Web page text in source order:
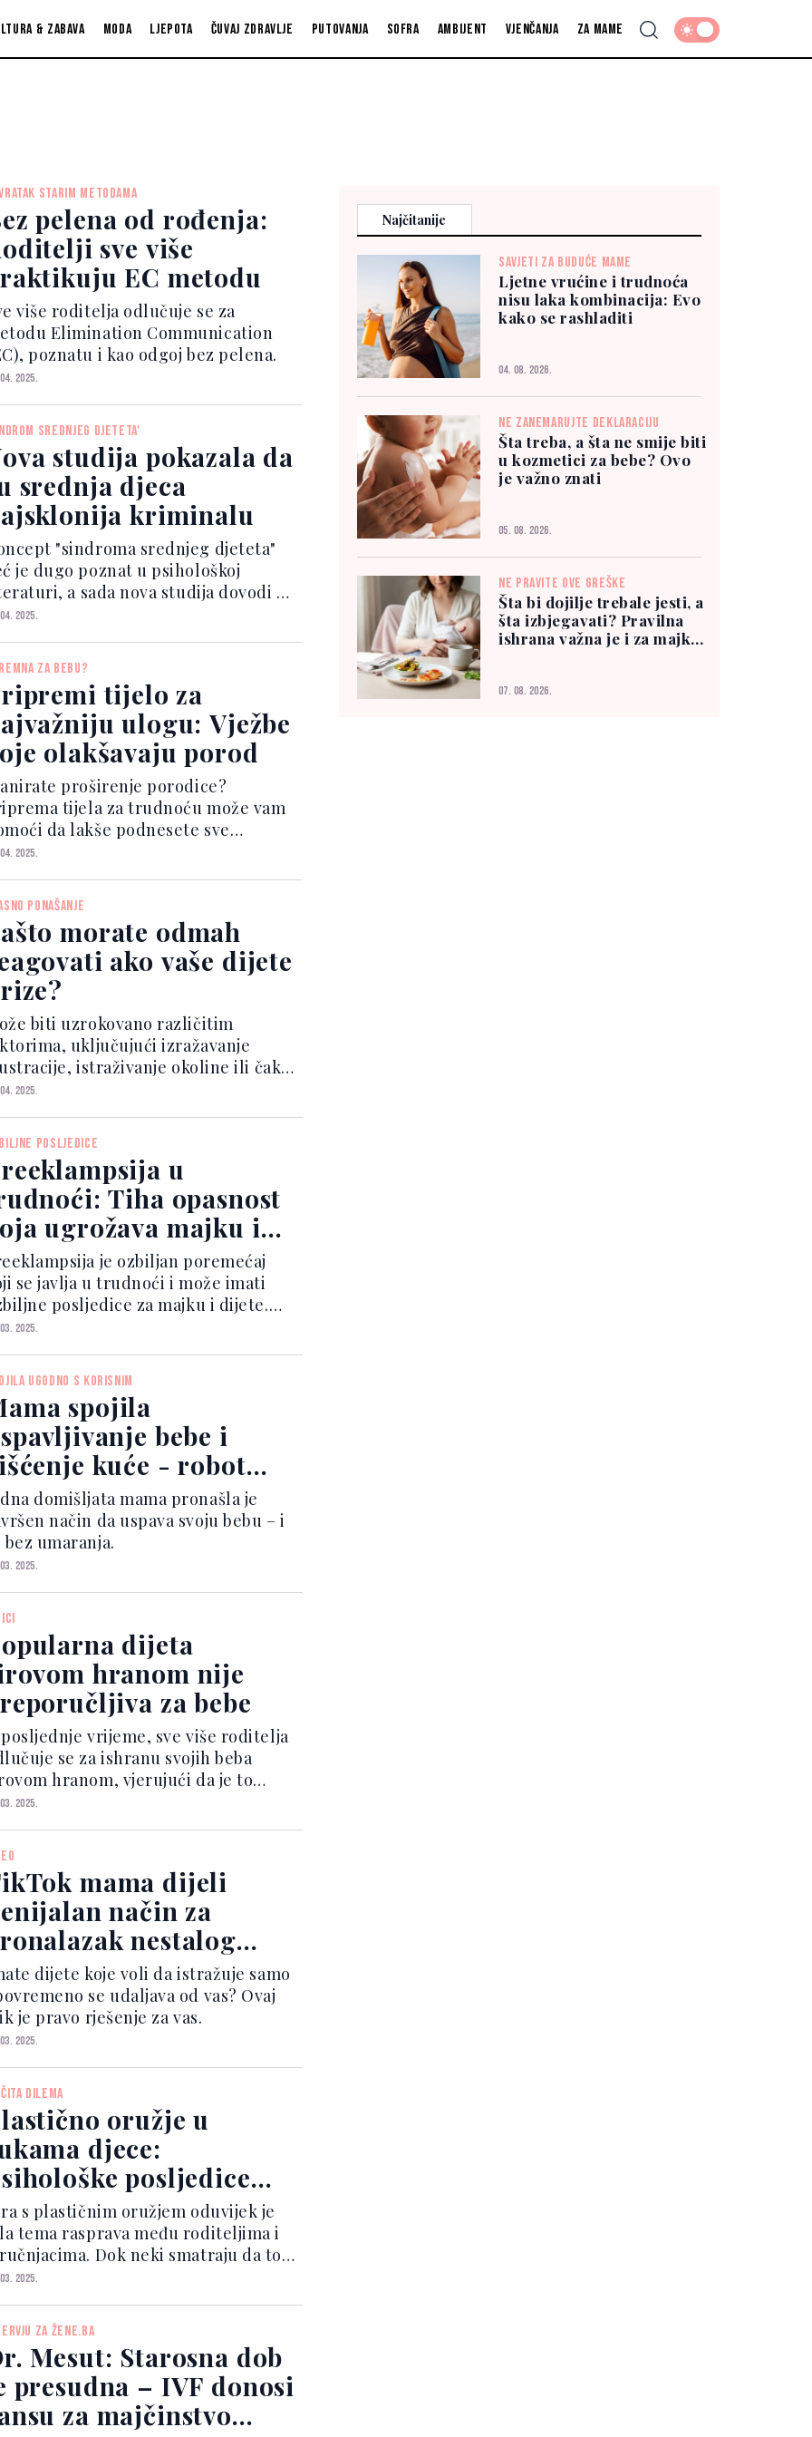
& zabava Moda Ljepota Čuvaj zdravlje Putovanja Sofra Ambijent Vjenčanja Za mame
STARIM METODAMA
pelena od rođenja:
sve više
EC metodu
više roditelja odlučuje se za
Elimination Communication
poznatu i kao odgoj bez pelena.
2025.
SREDNJEG DJETETA'
studija pokazala da
srednja djeca
kriminalu
"sindroma srednjeg djeteta"
je dugo poznat u psihološkoj
a sada nova studija dovodi u
kako dinamika porodice može
srednje rođene djece prema
i kriminalnom ponašanju.
2025.
ZA BEBU?
tijelo za
ulogu: Vježbe
olakšavaju porod
proširenje porodice?
tijela za trudnoću može vam
da lakše podnesete sve
koje vas očekuju, od začeća
2025.
PONAŠANJE
morate odmah
ako vaše dijete
biti uzrokovano različitim
uključujući izražavanje
istraživanje okoline ili čak
uzrokovan rastom zuba. Ovo
je pravilno reagovati kako bi se
negativne posljedice.
2025.
POSLJEDICE
u
Tiha opasnost
ugrožava majku i
je ozbiljan poremećaj
se javlja u trudnoći i može imati
posljedice za majku i dijete.
je visoki krvni pritisak i
razvija nakon 20. sedmica trudnoće.
2025.
UGODNO S KORISNIM
spojila
bebe i
kuće - robot
domišljata mama pronašla je
način da uspava svoju bebu – i
umaranja.
2025.
dijeta
hranom nije
za bebe
vrijeme, sve više roditelja
se za ishranu svojih beba
hranom, vjerujući da je to
način ishrane. Međutim, ova
i nutricionistima.
2025.
mama dijeli
način za
nestalog
u prodavnici
dijete koje voli da istražuje samo
se udaljava od vas? Ovaj
je pravo rješenje za vas.
2025.
DILEMA
oružje u
djece:
posljedice
mogu trajati cijeli
s plastičnim oružjem oduvijek je
tema rasprava među roditeljima i
Dok neki smatraju da to
biti neškodljivo, drugi
posljedice.
2025.
ZA ŽENE.BA
Mesut: Starosna dob
presudna – IVF donosi
za majčinstvo
Najčitanije
SAVJETI ZA BUDUĆE MAME
Ljetne vrućine i trudnoća
nisu laka kombinacija: Evo
kako se rashladiti
04. 08. 2026.
NE ZANEMARUJTE DEKLARACIJU
Šta treba, a šta ne smije biti
u kozmetici za bebe? Ovo
je važno znati
05. 08. 2026.
NE PRAVITE OVE GREŠKE
Šta bi dojilje trebale jesti, a
šta izbjegavati? Pravilna
ishrana važna je i za majku
07. 08. 2026.